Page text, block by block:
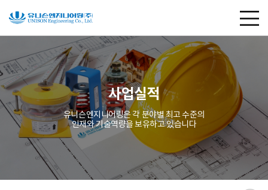
사업실적
유니슨엔지니어링은 각 분야별 최고 수준의
인재와 기술역량을 보유하고 있습니다